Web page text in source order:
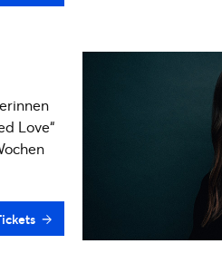
Love“